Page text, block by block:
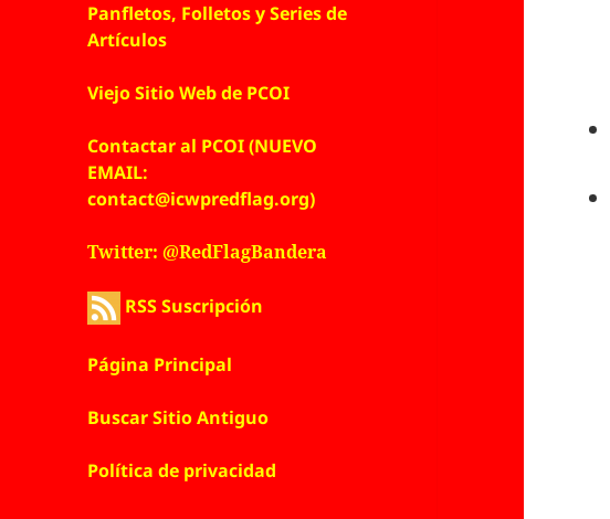
Panfletos, Folletos y Series de
Artículos
Viejo Sitio Web de PCOI
Contactar al PCOI (NUEVO
EMAIL:
contact@icwpredflag.org)
Twitter: @RedFlagBandera
RSS Suscripción
Página Principal
Buscar Sitio Antiguo
Política de privacidad